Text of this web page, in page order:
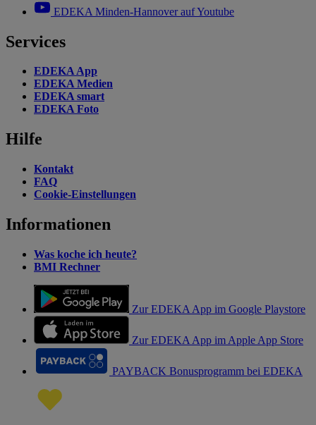
EDEKA Minden-Hannover auf Youtube
Services
EDEKA App
EDEKA Medien
EDEKA smart
EDEKA Foto
Hilfe
Kontakt
FAQ
Cookie-Einstellungen
Informationen
Was koche ich heute?
BMI Rechner
Zur EDEKA App im Google Playstore
Zur EDEKA App im Apple App Store
PAYBACK Bonusprogramm bei EDEKA